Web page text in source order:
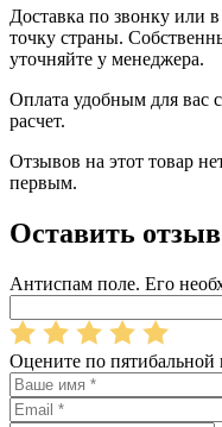
Доставка по звонку или
точку страны.
уточняйте у менеджера.
Оплата удобным для вас
расчет.
Отзывов на этот товар
первым.
Оставить отзыв
Антиспам поле. Его
Оцените по пятибальной